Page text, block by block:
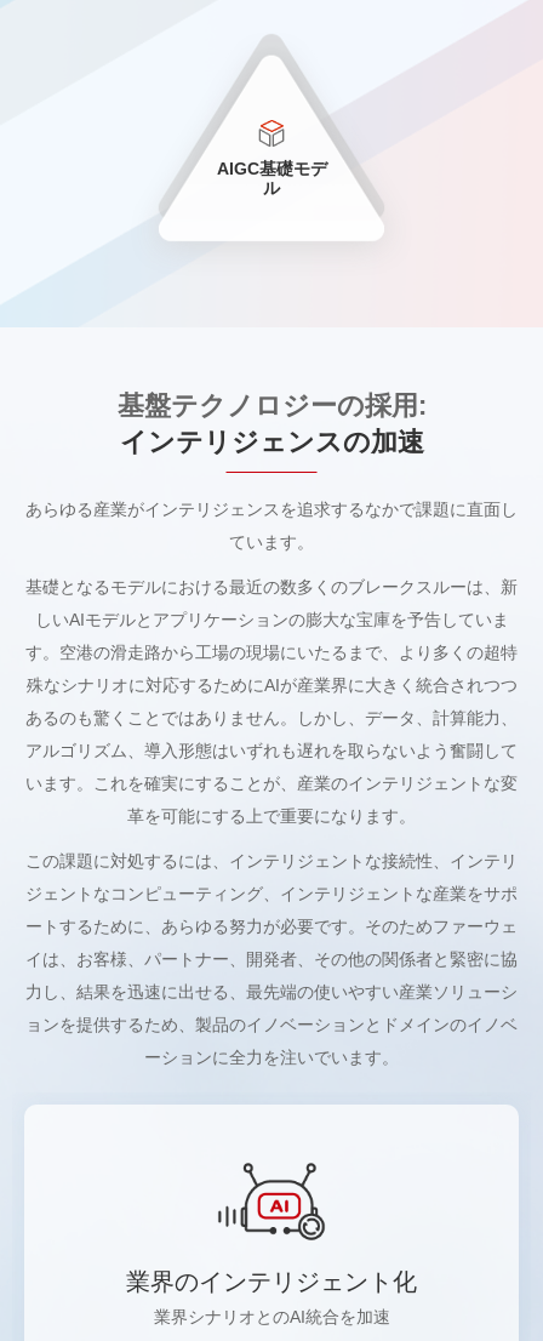
AIGC基礎モデ
ル
基盤テクノロジーの採用:
インテリジェンスの加速
あらゆる産業がインテリジェンスを追求するなかで課題に直面し
ています。
基礎となるモデルにおける最近の数多くのブレークスルーは、新
しいAIモデルとアプリケーションの膨大な宝庫を予告していま
す。空港の滑走路から工場の現場にいたるまで、より多くの超特
殊なシナリオに対応するためにAIが産業界に大きく統合されつつ
あるのも驚くことではありません。しかし、データ、計算能力、
アルゴリズム、導入形態はいずれも遅れを取らないよう奮闘して
います。これを確実にすることが、産業のインテリジェントな変
革を可能にする上で重要になります。
この課題に対処するには、インテリジェントな接続性、インテリ
ジェントなコンピューティング、インテリジェントな産業をサポ
ートするために、あらゆる努力が必要です。そのためファーウェ
イは、お客様、パートナー、開発者、その他の関係者と緊密に協
力し、結果を迅速に出せる、最先端の使いやすい産業ソリューシ
ョンを提供するため、製品のイノベーションとドメインのイノベ
ーションに全力を注いでいます。
業界のインテリジェント化
業界シナリオとのAI統合を加速